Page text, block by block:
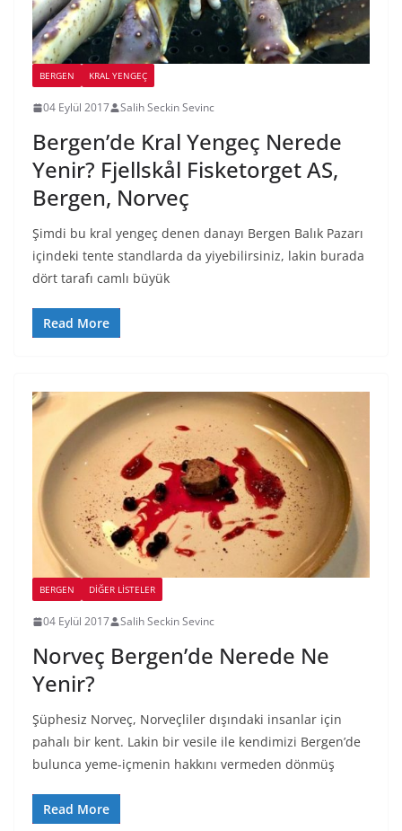
BERGEN KRAL YENGEÇ
04 Eylül 2017 Salih Seckin Sevinc
Bergen’de Kral Yengeç Nerede
Yenir? Fjellskål Fisketorget AS,
Bergen, Norveç
Şimdi bu kral yengeç denen danayı Bergen Balık Pazarı
içindeki tente standlarda da yiyebilirsiniz, lakin burada
dört tarafı camlı büyük
Read More
BERGEN DIĞER LISTELER
04 Eylül 2017 Salih Seckin Sevinc
Norveç Bergen’de Nerede Ne
Yenir?
Şüphesiz Norveç, Norveçliler dışındaki insanlar için
pahalı bir kent. Lakin bir vesile ile kendimizi Bergen’de
bulunca yeme-içmenin hakkını vermeden dönmüş
Read More